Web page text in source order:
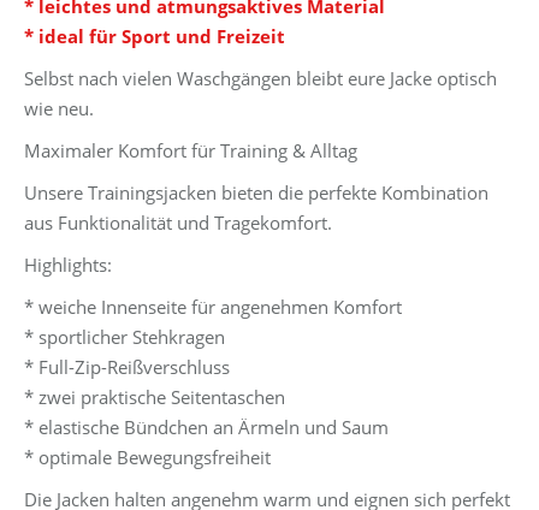
* leichtes und atmungsaktives Material
* ideal für Sport und Freizeit
Selbst nach vielen Waschgängen bleibt eure Jacke optisch
wie neu.
Maximaler Komfort für Training & Alltag
Unsere Trainingsjacken bieten die perfekte Kombination
aus Funktionalität und Tragekomfort.
Highlights:
* weiche Innenseite für angenehmen Komfort
* sportlicher Stehkragen
* Full-Zip-Reißverschluss
* zwei praktische Seitentaschen
* elastische Bündchen an Ärmeln und Saum
* optimale Bewegungsfreiheit
Die Jacken halten angenehm warm und eignen sich perfekt